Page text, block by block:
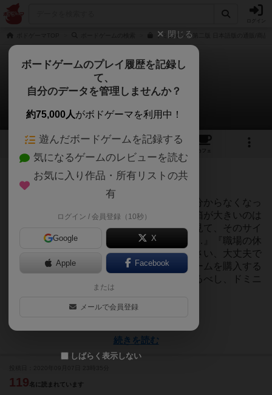
ドミニオン：第二版 日本語版の通販/商品
ドミニオン：第二版
3件のリプレイ日記
8 6 40
カフェ
110名に読まれています
投稿日：2026年07月17日 22時15分
リプレイって、何を書いたらいいのか最近分からなくなっ
てきた、あまるですよろしくお願いします箱が大きいのは
知ってましたけど、届いた生ドミニオンを見て、そのサイ
ズに改めて驚きました！『こんなデカい箱…』『職場の休
憩室に置いて大丈夫かな…』安心してください、大丈夫で
したこれを皮切りに、大きい箱のボードゲームを購入する
ことに躊躇することはなくなりました笑恐るべし、ドミニ
オン！ただ、準備と片付けの時間...
続きを読む
119名に読まれています
閉じる
ボードゲームのプレイ履歴を記録し
て、
自分のデータを管理しませんか？
約75,000人がボドゲーマを利用中！
遊んだボードゲームを記録する
気になるゲームのレビューを読む
お気に入り作品・所有リストの共
有
ログイン / 会員登録（10秒）
Google X
Apple Facebook
または
メールで会員登録
しばらく表示しない